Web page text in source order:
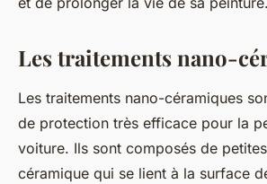
Les traitements nano-
Les traitements nano-céramiques
de protection très efficace pour la
voiture. Ils sont composés de
céramique qui se lient à la surface